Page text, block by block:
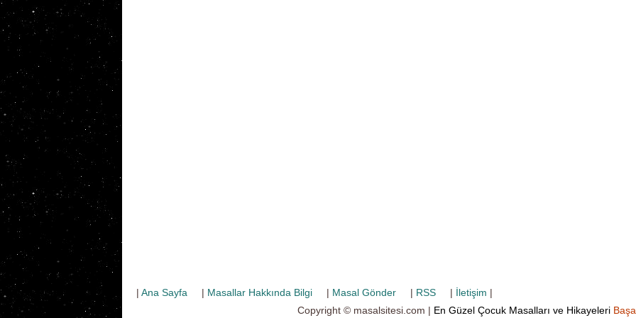
| Ana Sayfa | Masallar Hakkında Bilgi | Masal Gönder | RSS | İletişim |
Copyright © masalsitesi.com | En Güzel Çocuk Masalları ve Hikayeleri